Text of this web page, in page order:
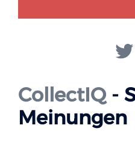
CollectIQ-
Meinungen